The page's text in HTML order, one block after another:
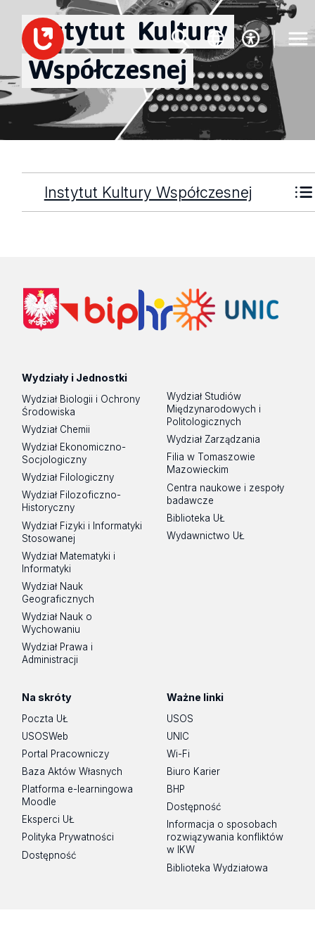
Instytut Kultury
Współczesnej
Instytut Kultury Współczesnej
Wydziały i Jednostki
Wydział Biologii i Ochrony
Środowiska
Wydział Chemii
Wydział Ekonomiczno-
Socjologiczny
Wydział Filologiczny
Wydział Filozoficzno-
Historyczny
Wydział Fizyki i Informatyki
Stosowanej
Wydział Matematyki i
Informatyki
Wydział Nauk
Geograficznych
Wydział Nauk o
Wychowaniu
Wydział Prawa i
Administracji
Wydział Studiów
Międzynarodowych i
Politologicznych
Wydział Zarządzania
Filia w Tomaszowie
Mazowieckim
Centra naukowe i zespoły
badawcze
Biblioteka UŁ
Wydawnictwo UŁ
Na skróty
Poczta UŁ
USOSWeb
Portal Pracowniczy
Baza Aktów Własnych
Platforma e-learningowa
Moodle
Eksperci UŁ
Polityka Prywatności
Dostępność
Ważne linki
USOS
UNIC
Wi-Fi
Biuro Karier
BHP
Dostępność
Informacja o sposobach
rozwiązywania konfliktów
w IKW
Biblioteka Wydziałowa